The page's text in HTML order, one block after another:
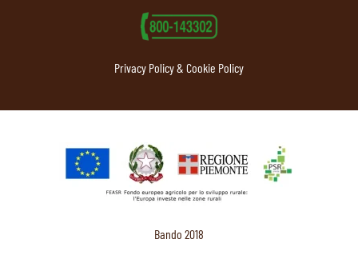
Privacy Policy & Cookie Policy
Bando 2018